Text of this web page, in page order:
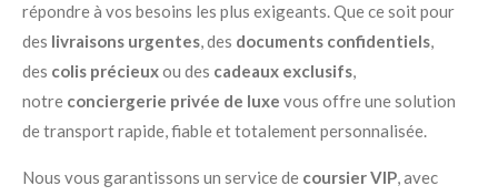
répondre à vos besoins les plus exigeants. Que ce soit pour
des livraisons urgentes, des documents confidentiels,
des colis précieuxou des cadeaux exclusifs,
notre conciergerie privée de luxe vous offre une solution
de transport rapide, fiable et totalement personnalisée.
Nous vous garantissons un service de coursier VIP, avec